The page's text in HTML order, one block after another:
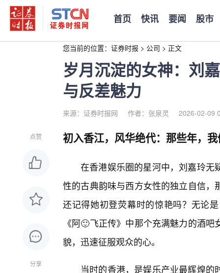
首页 快讯 要闻 股市
您当前的位置： 证券时报 > 公司 > 正文
岁月沉淀的女神：刘
与反差魅力
来源：证券时报网 作者：张泉灵 2026-02-09
点赞
分享
初入香江，风华绝代：那些年，
在香港娱乐圈的星河中，刘嘉玲无
性的古典韵味与西方女性的独立自信
还记得她初登荧幕时的惊艳吗？无论
《阿🙂飞正传》中那个充满魅力的酒
貌，迅速征服观众的心。
当时的香港，是娱乐产业最辉煌